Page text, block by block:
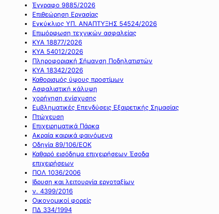
Έγγραφο 9885/2026
Επιθεώρηση Εργασίας
Εγκύκλιος ΥΠ. ΑΝΑΠΤΥΞΗΣ 54524/2026
Επιμόρφωση τεχνικών ασφαλείας
ΚΥΑ 18877/2026
ΚΥΑ 54012/2026
Πληροφοριακή Σήμανση Ποδηλατιστών
ΚΥΑ 18342/2026
Καθορισμός ύψους προστίμων
Ασφαλιστική κάλυψη
χορήγηση ενίσχυσης
Εμβληματικές Επενδύσεις Εξαιρετικής Σημασίας
Πτώχευση
Επιχειρηματικά Πάρκα
Ακραία καιρικά φαινόμενα
Οδηγία 89/106/ΕΟΚ
Καθαρό εισόδημα επιχειρήσεων Έσοδα
επιχειρήσεων
ΠΟΛ 1036/2006
Ιδρυση και λειτουργία εργοταξίων
ν. 4399/2016
Οικονομικοί φορείς
ΠΔ 334/1994